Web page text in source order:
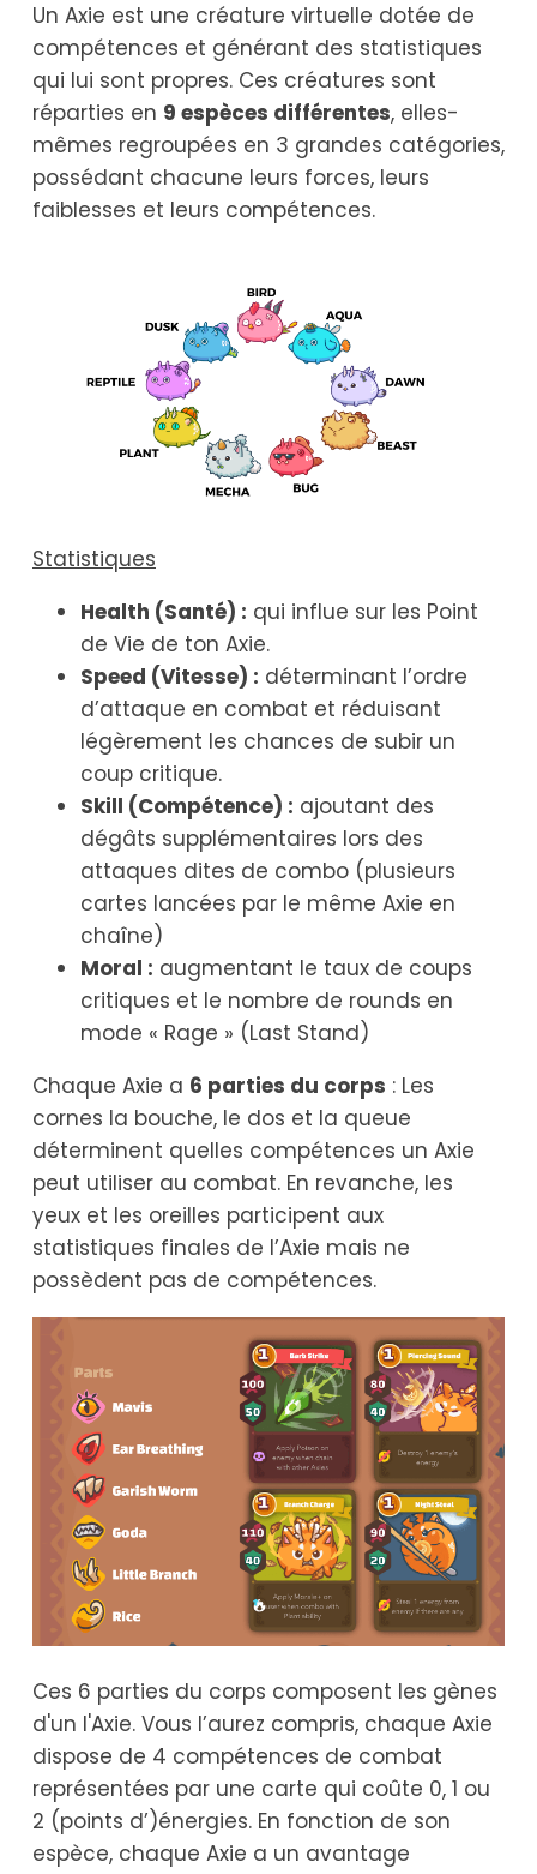
Un Axie est une créature virtuelle dotée de
compétences et générant des statistiques
qui lui sont propres. Ces créatures sont
réparties en 9 espèces différentes, elles-
mêmes regroupées en 3 grandes catégories,
possédant chacune leurs forces, leurs
faiblesses et leurs compétences.
Statistiques
Health (Santé) : qui influe sur les Point
de Vie de ton Axie.
Speed (Vitesse) : déterminant l’ordre
d’attaque en combat et réduisant
légèrement les chances de subir un
coup critique.
Skill (Compétence) : ajoutant des
dégâts supplémentaires lors des
attaques dites de combo (plusieurs
cartes lancées par le même Axie en
chaîne)
Moral : augmentant le taux de coups
critiques et le nombre de rounds en
mode « Rage » (Last Stand)
Chaque Axie a 6 parties du corps : Les
cornes la bouche, le dos et la queue
déterminent quelles compétences un Axie
peut utiliser au combat. En revanche, les
yeux et les oreilles participent aux
statistiques finales de l’Axie mais ne
possèdent pas de compétences.
Ces 6 parties du corps composent les gènes
d'un l'Axie. Vous l’aurez compris, chaque Axie
dispose de 4 compétences de combat
représentées par une carte qui coûte 0, 1 ou
2 (points d’)énergies. En fonction de son
espèce, chaque Axie a un avantage